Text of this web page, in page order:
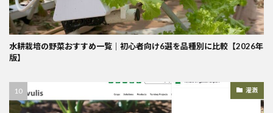
水耕栽培の野菜おすすめ一覧｜初心者向け6選を品種別に比較【2026年
版】
灌漑